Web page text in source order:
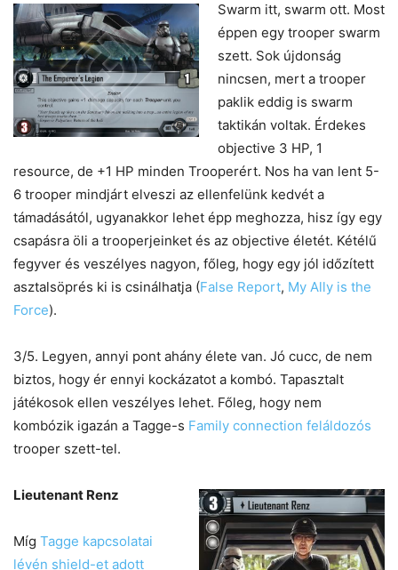
Swarm itt, swarm ott. Most
éppen egy trooper swarm
szett. Sok újdonság
nincsen, mert a trooper
paklik eddig is swarm
taktikán voltak. Érdekes
objective 3 HP, 1
resource, de +1 HP minden Trooperért. Nos ha van lent 5-
6 trooper mindjárt elveszi az ellenfelünk kedvét a
támadásától, ugyanakkor lehet épp meghozza, hisz így egy
csapásra öli a trooperjeinket és az objective életét. Kétélű
fegyver és veszélyes nagyon, főleg, hogy egy jól időzített
asztalsöprés ki is csinálhatja (False Report, My Ally is the
Force).
3/5. Legyen, annyi pont ahány élete van. Jó cucc, de nem
biztos, hogy ér ennyi kockázatot a kombó. Tapasztalt
játékosok ellen veszélyes lehet. Főleg, hogy nem
kombózik igazán a Tagge-s Family connection feláldozós
trooper szett-tel.
Lieutenant Renz
Míg Tagge kapcsolatai
lévén shield-et adott